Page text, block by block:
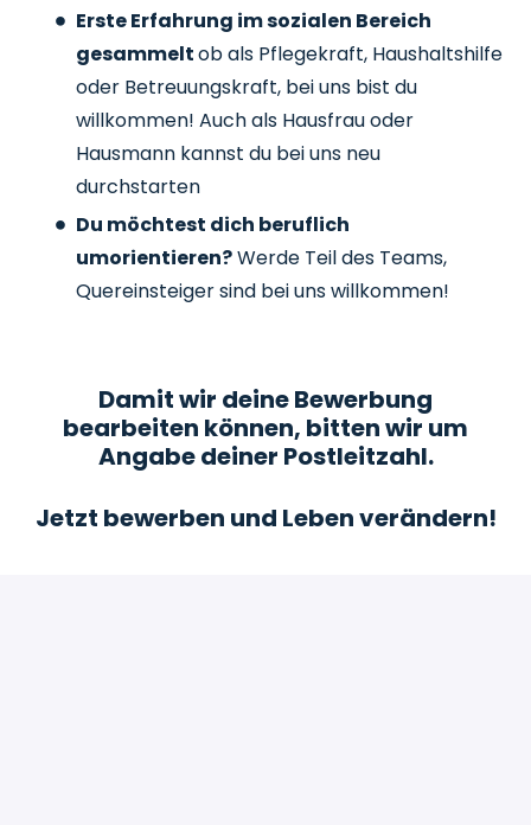
Erste Erfahrung im sozialen Bereich
gesammeltob als Pflegekraft, Haushaltshilfe
oder Betreuungskraft, bei uns bist du
willkommen! Auch als Hausfrau oder
Hausmann kannst du bei uns neu
durchstarten
Du möchtest dich beruflich
umorientieren?Werde Teil des Teams,
Quereinsteiger sind bei uns willkommen!
Damit wir deine Bewerbung
bearbeiten können, bitten wir um
Angabe deiner Postleitzahl.
Jetzt bewerben und Leben verändern!